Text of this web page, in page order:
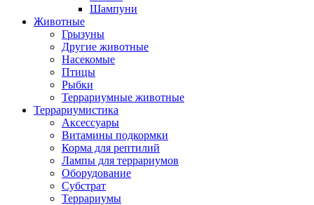
Шампуни
Животные
Грызуны
Другие животные
Насекомые
Птицы
Рыбки
Террариумные животные
Террариумистика
Аксессуары
Витамины подкормки
Корма для рептилий
Лампы для террариумов
Оборудование
Субстрат
Террариумы